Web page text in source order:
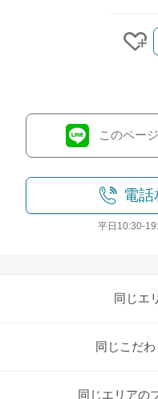
ク
このペー
電話
平日10:30-
同じエ
同じこだ
同じエリアの